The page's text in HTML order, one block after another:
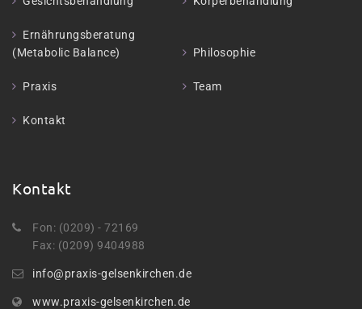
Ernährungsberatung
(Metabolic Balance)
Philosophie
Praxis Team
Kontakt
Kontakt
Fon: (0209) - 72169
Fax: (0209) 9404988
info@praxis-gelsenkirchen.de
www.praxis-gelsenkirchen.de